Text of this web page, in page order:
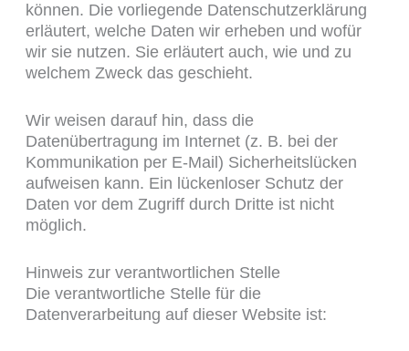
können. Die vorliegende Datenschutzerklärung
erläutert, welche Daten wir erheben und wofür
wir sie nutzen. Sie erläutert auch, wie und zu
welchem Zweck das geschieht.
Wir weisen darauf hin, dass die
Datenübertragung im Internet (z. B. bei der
Kommunikation per E-Mail) Sicherheitslücken
aufweisen kann. Ein lückenloser Schutz der
Daten vor dem Zugriff durch Dritte ist nicht
möglich.
Hinweis zur verantwortlichen Stelle
Die verantwortliche Stelle für die
Datenverarbeitung auf dieser Website ist: